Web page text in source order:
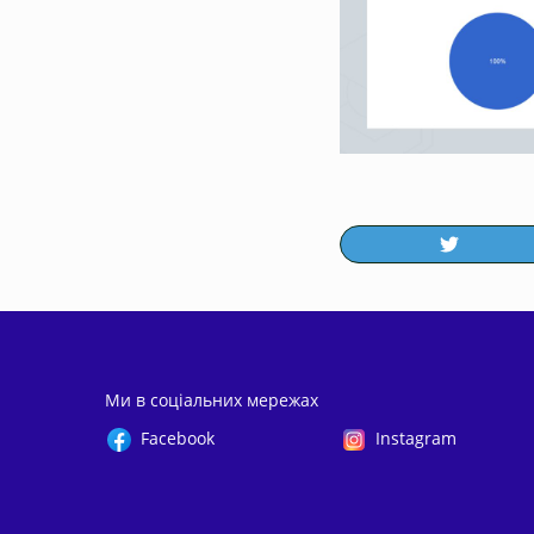
Ми в соціальних мережах
Facebook
Instagram